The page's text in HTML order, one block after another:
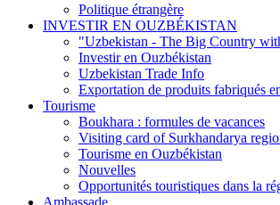
Politique étrangère
INVESTIR EN OUZBÉKISTAN
"Uzbekistan - The Big Country
Investir en Ouzbékistan
Uzbekistan Trade Info
Exportation de produits fabriqués
Tourisme
Boukhara : formules de vacances
Visiting card of Surkhandarya
Tourisme en Ouzbékistan
Nouvelles
Opportunités touristiques dans la
Ambassade